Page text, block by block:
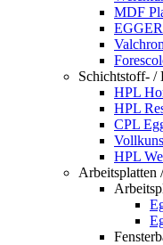
MDF
EGGER
Schichtstoff- /
HPL
HPL
CPL
HPL
Arbeitsplatten